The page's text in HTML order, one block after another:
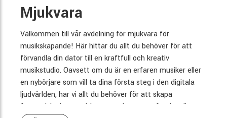
Mjukvara
Välkommen till vår avdelning för mjukvara för
musikskapande! Här hittar du allt du behöver för att
förvandla din dator till en kraftfull och kreativ
musikstudio. Oavsett om du är en erfaren musiker eller
en nybörjare som vill ta dina första steg i den digitala
ljudvärlden, har vi allt du behöver för att skapa
fantastiska kompositioner, producera professionella